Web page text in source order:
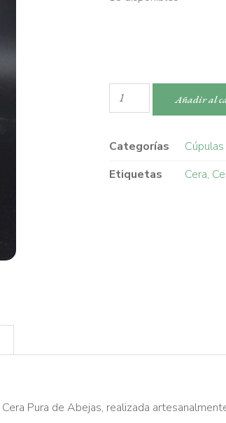
Añadir al
Categorías
Etiquetas
Cera,
Pura de Abejas, realizada